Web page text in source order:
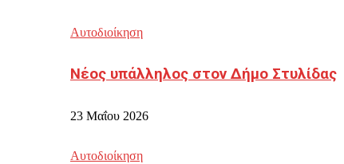
Αυτοδιοίκηση
Νέος υπάλληλος στον Δήμο Στυλίδας
23 Μαΐου 2026
Αυτοδιοίκηση